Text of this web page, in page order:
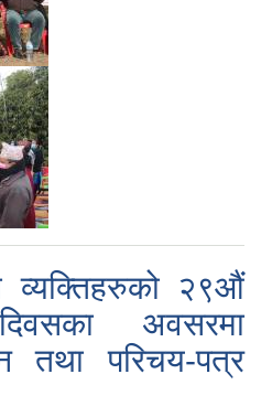
व्यक्तिहरुको २९औं
दिवसका अवसरमा
तथा परिचय-पत्र